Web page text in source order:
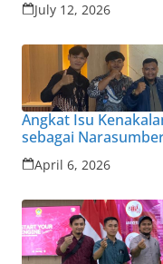
July 12, 2026
Angkat Isu
sebagai
April 6, 2026